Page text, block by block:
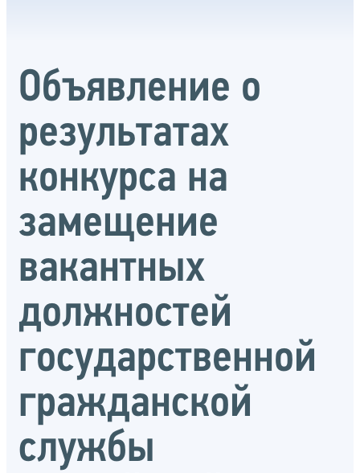
Объявление о
результатах
конкурса на
замещение
вакантных
должностей
государственной
гражданской
службы